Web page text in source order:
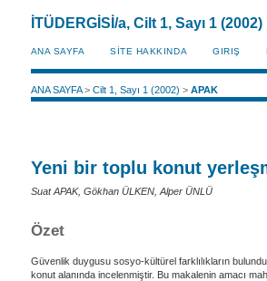
İTÜDERGİSİ/a, Cilt 1, Sayı 1 (2002)
ANA SAYFA SİTE HAKKINDA GIRIŞ
ANA SAYFA> Cilt 1, Sayı 1 (2002) > APAK
Yeni bir toplu konut
Suat APAK, Gökhan ÜLKEN, Alper ÜNLÜ
Özet
Güvenlik duygusu sosyo-kültürel farklılıkların
konut alanında incelenmiştir. Bu makalenin amacı